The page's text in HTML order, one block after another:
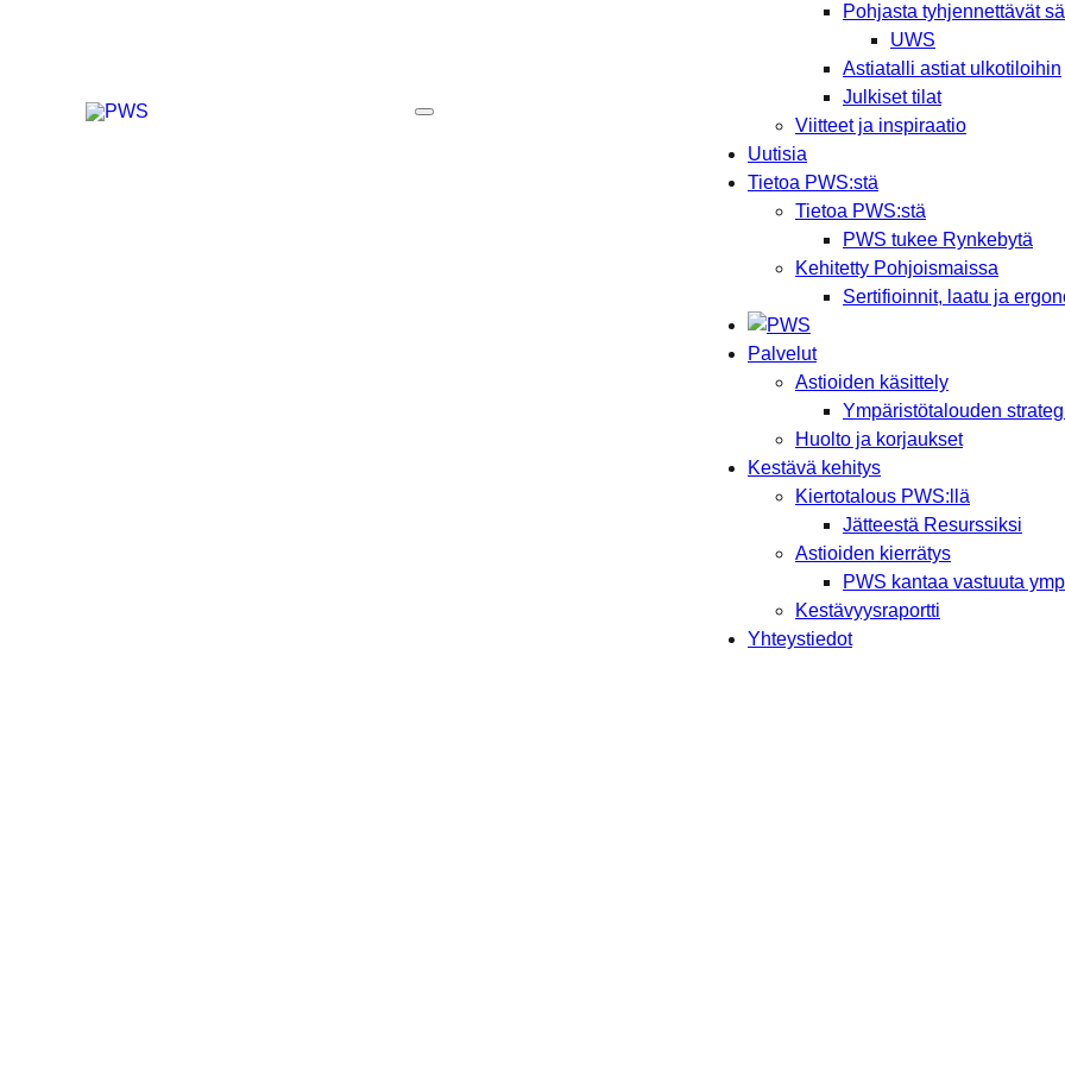
Pohjasta tyhjennettävät
UWS
Astiatalli astiat ulkotiloihin
Julkiset tilat
Viitteet ja inspiraatio
Uutisia
Tietoa PWS:stä
Tietoa PWS:stä
PWS tukee Rynkebytä
Kehitetty Pohjoismaissa
Sertifioinnit, laatu ja
Palvelut
Astioiden käsittely
Ympäristötalouden
Huolto ja korjaukset
Kestävä kehitys
Kiertotalous PWS:llä
Jätteestä Resurssiksi
Astioiden kierrätys
PWS kantaa vastuuta
Kestävyysraportti
Yhteystiedot